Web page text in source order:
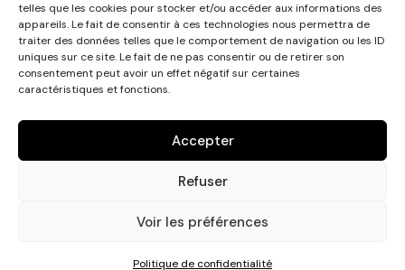
telles que les cookies pour stocker et/ou accéder aux informations des
appareils. Le fait de consentir à ces technologies nous permettra de
traiter des données telles que le comportement de navigation ou les ID
uniques sur ce site. Le fait de ne pas consentir ou de retirer son
consentement peut avoir un effet négatif sur certaines
caractéristiques et fonctions.
Accepter
Refuser
Voir les préférences
Politique de confidentialité
Suivez-nous
Abonnez-vous à la newsletter !
Studio Graphique AP